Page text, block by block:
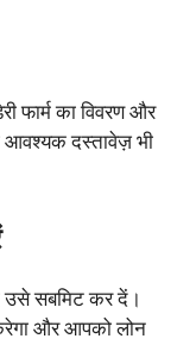
फार्म का विवरण और
आवश्यक दस्तावेज़ भी
उसे सबमिट कर दें।
और आपको लोन